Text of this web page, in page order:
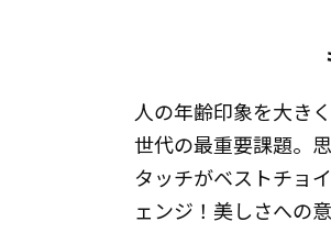
人の年齢印象を大き
世代の最重要課題。
タッチがベストチョ
ェンジ！美しさへの